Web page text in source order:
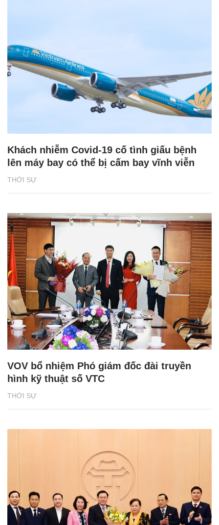
THỜI SỰ
Khách nhiễm Covid-19 cố tình giấu bệnh
lên máy bay có thể bị cấm bay vĩnh viễn
THỜI SỰ
VOV bổ nhiệm Phó giám đốc đài truyền
hình kỹ thuật số VTC